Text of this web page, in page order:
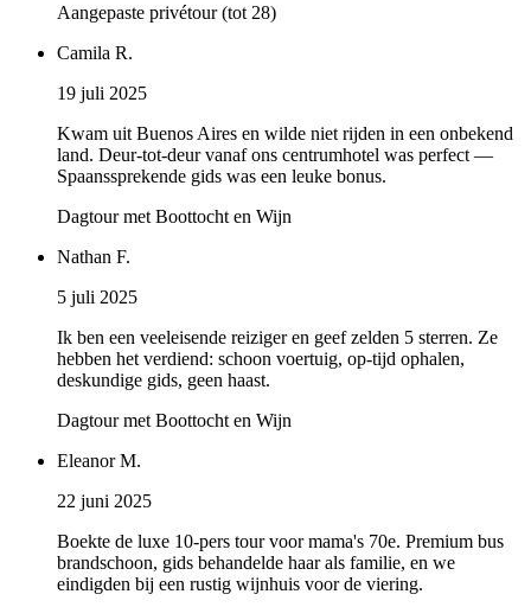
Aangepaste privétour (tot 28)
Camila R.
19 juli 2025
Kwam uit Buenos Aires en wilde niet rijden in een onbekend
land. Deur-tot-deur vanaf ons centrumhotel was perfect —
Spaanssprekende gids was een leuke bonus.
Dagtour met Boottocht en Wijn
Nathan F.
5 juli 2025
Ik ben een veeleisende reiziger en geef zelden 5 sterren. Ze
hebben het verdiend: schoon voertuig, op-tijd ophalen,
deskundige gids, geen haast.
Dagtour met Boottocht en Wijn
Eleanor M.
22 juni 2025
Boekte de luxe 10-pers tour voor mama's 70e. Premium bus
brandschoon, gids behandelde haar als familie, en we
eindigden bij een rustig wijnhuis voor de viering.